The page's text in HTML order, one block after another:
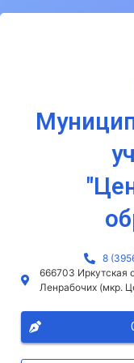
8
666703 Иркутская
Ленрабочих (мкр.